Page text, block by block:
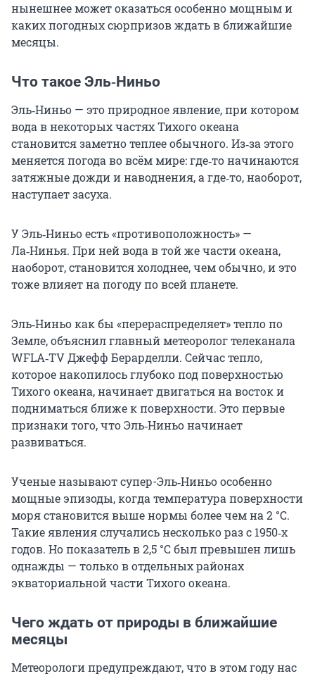
нынешнее может оказаться особенно мощным и
каких погодных сюрпризов ждать в ближайшие
месяцы.
Что такое Эль‑Ниньо
Эль‑Ниньо — это природное явление, при котором
вода в некоторых частях Тихого океана
становится заметно теплее обычного. Из‑за этого
меняется погода во всём мире: где‑то начинаются
затяжные дожди и наводнения, а где‑то, наоборот,
наступает засуха.
У Эль‑Ниньо есть «противоположность» —
Ла‑Нинья. При ней вода в той же части океана,
наоборот, становится холоднее, чем обычно, и это
тоже влияет на погоду по всей планете.
Эль‑Ниньо как бы «перераспределяет» тепло по
Земле, объяснил главный метеоролог телеканала
WFLA‑TV Джефф Берарделли. Сейчас тепло,
которое накопилось глубоко под поверхностью
Тихого океана, начинает двигаться на восток и
подниматься ближе к поверхности. Это первые
признаки того, что Эль‑Ниньо начинает
развиваться.
Ученые называют супер-Эль‑Ниньо особенно
мощные эпизоды, когда температура поверхности
моря становится выше нормы более чем на 2 °C.
Такие явления случались несколько раз с 1950‑х
годов. Но показатель в 2,5 °C был превышен лишь
однажды — только в отдельных районах
экваториальной части Тихого океана.
Чего ждать от природы в ближайшие
месяцы
Метеорологи предупреждают, что в этом году нас